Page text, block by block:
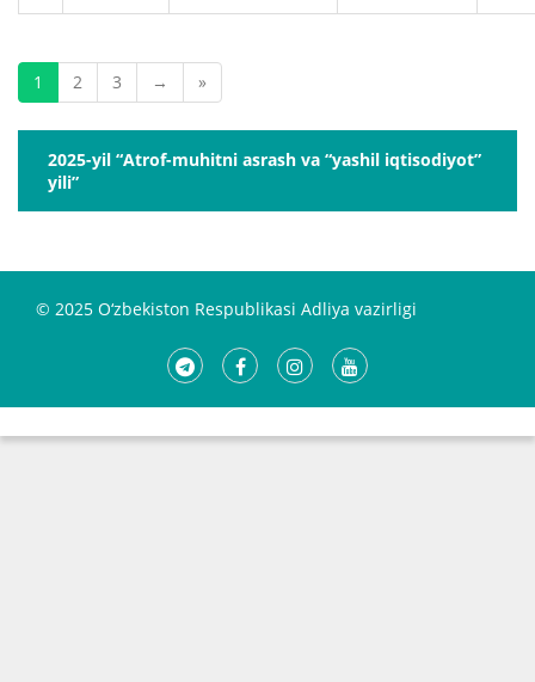
1 2 3 → »
2025-yil “Atrof-muhitni asrash va “yashil iqtisodiyot”
yili”
© 2025 O‘zbekiston Respublikasi Adliya vazirligi